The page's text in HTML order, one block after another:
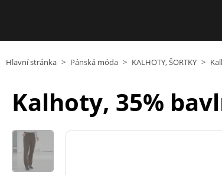
Hlavní stránka > Pánská móda > KALHOTY, ŠORTKY >
Kalhoty, 35%